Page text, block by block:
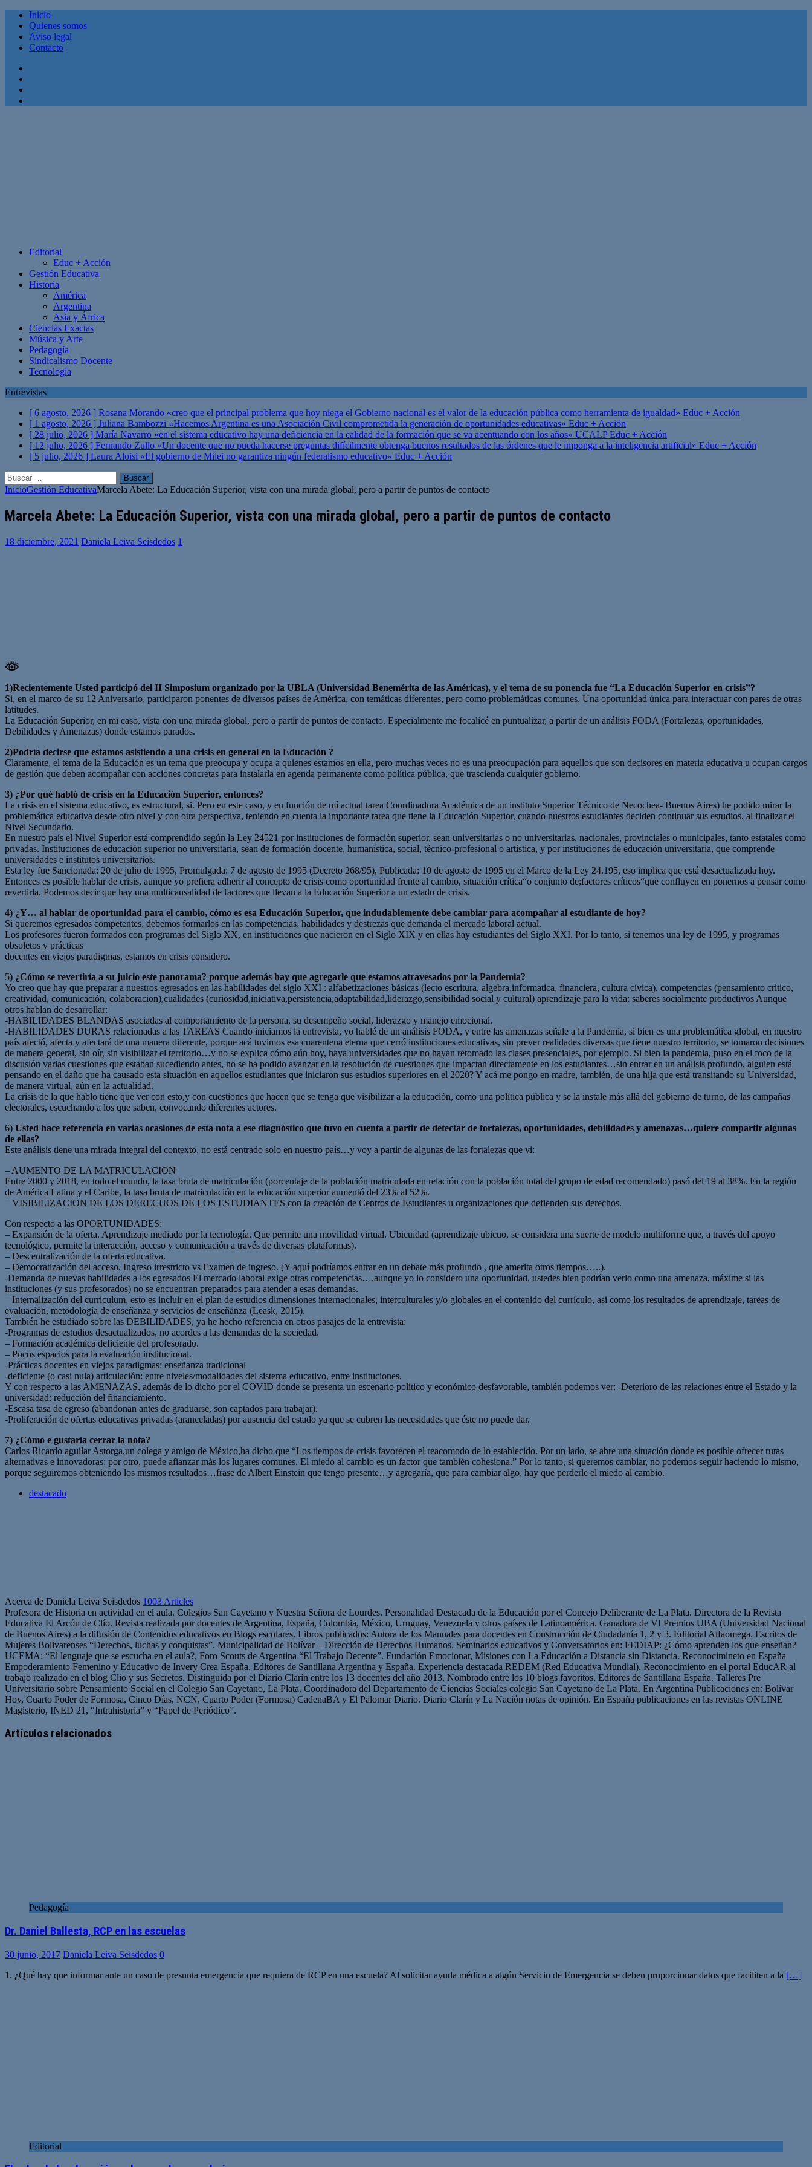
Inicio
Quienes somos
Aviso legal
Contacto
Editorial
Educ + Acción
Gestión Educativa
Historia
América
Argentina
Asia y África
Ciencias Exactas
Música y Arte
Pedagogía
Sindicalismo Docente
Tecnología
Entrevistas
[ 6 agosto, 2026 ] Rosana Morando «creo que el principal problema que hoy niega el Gobierno nacional es el valor de la educación pública como herramienta de igualdad» Educ + Acción
[ 1 agosto, 2026 ] Juliana Bambozzi «Hacemos Argentina es una Asociación Civil comprometida la generación de oportunidades educativas» Educ + Acción
[ 28 julio, 2026 ] María Navarro «en el sistema educativo hay una deficiencia en la calidad de la formación que se va acentuando con los años» UCALPEduc + Acción
[ 12 julio, 2026 ] Fernando Zullo «Un docente que no pueda hacerse preguntas difícilmente obtenga buenos resultados de las órdenes que le imponga a la inteligencia artificial» Educ + Acción
[ 5 julio, 2026 ] Laura Aloisi «El gobierno de Milei no garantiza ningún federalismo educativo» Educ + Acción
Buscar:
InicioGestión EducativaMarcela Abete: La Educación Superior, vista con una mirada global, pero a partir de puntos de contacto
Marcela Abete: La Educación Superior, vista con una mirada global, pero a partir de puntos de contacto
18 diciembre, 2021 Daniela Leiva Seisdedos 1
1)Recientemente Usted participó del II Simposium organizado por la UBLA (Universidad Benemérita de las Américas), y el tema de su ponencia fue “La Educación Superior en crisis”?
Si, en el marco de su 12 Aniversario, participaron ponentes de diversos países de América, con temáticas diferentes, pero como problemáticas comunes. Una oportunidad única para interactuar con pares de otras
latitudes.
La Educación Superior, en mi caso, vista con una mirada global, pero a partir de puntos de contacto. Especialmente me focalicé en puntualizar, a partir de un análisis FODA (Fortalezas, oportunidades,
Debilidades y Amenazas) donde estamos parados.
2)Podría decirse que estamos asistiendo a una crisis en general en la Educación ?
Claramente, el tema de la Educación es un tema que preocupa y ocupa a quienes estamos en ella, pero muchas veces no es una preocupación para aquellos que son decisores en materia educativa u ocupan cargos
de gestión que deben acompañar con acciones concretas para instalarla en agenda permanente como política pública, que trascienda cualquier gobierno.
3) ¿Por qué habló de crisis en la Educación Superior, entonces?
La crisis en el sistema educativo, es estructural, si. Pero en este caso, y en función de mí actual tarea Coordinadora Académica de un instituto Superior Técnico de Necochea- Buenos Aires) he podido mirar la
problemática educativa desde otro nivel y con otra perspectiva, teniendo en cuenta la importante tarea que tiene la Educación Superior, cuando nuestros estudiantes deciden continuar sus estudios, al finalizar el
Nivel Secundario.
En nuestro país el Nivel Superior está comprendido según la Ley 24521 por instituciones de formación superior, sean universitarias o no universitarias, nacionales, provinciales o municipales, tanto estatales como
privadas. Instituciones de educación superior no universitaria, sean de formación docente, humanística, social, técnico-profesional o artística, y por instituciones de educación universitaria, que comprende
universidades e institutos universitarios.
Esta ley fue Sancionada: 20 de julio de 1995, Promulgada: 7 de agosto de 1995 (Decreto 268/95), Publicada: 10 de agosto de 1995 en el Marco de la Ley 24.195, eso implica que está desactualizada hoy.
Entonces es posible hablar de crisis, aunque yo prefiera adherir al concepto de crisis como oportunidad frente al cambio, situación crítica“o conjunto de;factores críticos“que confluyen en ponernos a pensar como
revertirla. Podemos decir que hay una multicausalidad de factores que llevan a la Educación Superior a un estado de crisis.
4) ¿Y… al hablar de oportunidad para el cambio, cómo es esa Educación Superior, que indudablemente debe cambiar para acompañar al estudiante de hoy?
Si queremos egresados competentes, debemos formarlos en las competencias, habilidades y destrezas que demanda el mercado laboral actual.
Los profesores fueron formados con programas del Siglo XX, en instituciones que nacieron en el Siglo XIX y en ellas hay estudiantes del Siglo XXI. Por lo tanto, si tenemos una ley de 1995, y programas
obsoletos y prácticas
docentes en viejos paradigmas, estamos en crisis considero.
5) ¿Cómo se revertiría a su juicio este panorama? porque además hay que agregarle que estamos atravesados por la Pandemia?
Yo creo que hay que preparar a nuestros egresados en las habilidades del siglo XXI : alfabetizaciones básicas (lecto escritura, algebra,informatica, financiera, cultura cívica), competencias (pensamiento critico,
creatividad, comunicación, colaboracion),cualidades (curiosidad,iniciativa,persistencia,adaptabilidad,liderazgo,sensibilidad social y cultural) aprendizaje para la vida: saberes socialmente productivos Aunque
otros hablan de desarrollar:
-HABILIDADES BLANDAS asociadas al comportamiento de la persona, su desempeño social, liderazgo y manejo emocional.
-HABILIDADES DURAS relacionadas a las TAREAS Cuando iniciamos la entrevista, yo hablé de un análisis FODA, y entre las amenazas señale a la Pandemia, si bien es una problemática global, en nuestro
país afectó, afecta y afectará de una manera diferente, porque acá tuvimos esa cuarentena eterna que cerró instituciones educativas, sin prever realidades diversas que tiene nuestro territorio, se tomaron decisiones
de manera general, sin oír, sin visibilizar el territorio…y no se explica cómo aún hoy, haya universidades que no hayan retomado las clases presenciales, por ejemplo. Si bien la pandemia, puso en el foco de la
discusión varias cuestiones que estaban sucediendo antes, no se ha podido avanzar en la resolución de cuestiones que impactan directamente en los estudiantes…sin entrar en un análisis profundo, alguien está
pensando en el daño que ha causado esta situación en aquellos estudiantes que iniciaron sus estudios superiores en el 2020? Y acá me pongo en madre, también, de una hija que está transitando su Universidad,
de manera virtual, aún en la actualidad.
La crisis de la que hablo tiene que ver con esto,y con cuestiones que hacen que se tenga que visibilizar a la educación, como una política pública y se la instale más allá del gobierno de turno, de las campañas
electorales, escuchando a los que saben, convocando diferentes actores.
6) Usted hace referencia en varias ocasiones de esta nota a ese diagnóstico que tuvo en cuenta a partir de detectar de fortalezas, oportunidades, debilidades y amenazas…quiere compartir algunas
de ellas?
Este análisis tiene una mirada integral del contexto, no está centrado solo en nuestro país…y voy a partir de algunas de las fortalezas que vi:
– AUMENTO DE LA MATRICULACION
Entre 2000 y 2018, en todo el mundo, la tasa bruta de matriculación (porcentaje de la población matriculada en relación con la población total del grupo de edad recomendado) pasó del 19 al 38%. En la región
de América Latina y el Caribe, la tasa bruta de matriculación en la educación superior aumentó del 23% al 52%.
– VISIBILIZACION DE LOS DERECHOS DE LOS ESTUDIANTES con la creación de Centros de Estudiantes u organizaciones que defienden sus derechos.
Con respecto a las OPORTUNIDADES:
– Expansión de la oferta. Aprendizaje mediado por la tecnología. Que permite una movilidad virtual. Ubicuidad (aprendizaje ubicuo, se considera una suerte de modelo multiforme que, a través del apoyo
tecnológico, permite la interacción, acceso y comunicación a través de diversas plataformas).
– Descentralización de la oferta educativa.
– Democratización del acceso. Ingreso irrestricto vs Examen de ingreso. (Y aquí podríamos entrar en un debate más profundo , que amerita otros tiempos…..).
-Demanda de nuevas habilidades a los egresados El mercado laboral exige otras competencias….aunque yo lo considero una oportunidad, ustedes bien podrían verlo como una amenaza, máxime si las
instituciones (y sus profesorados) no se encuentran preparados para atender a esas demandas.
– Internalización del curriculum, esto es incluir en el plan de estudios dimensiones internacionales, interculturales y/o globales en el contenido del currículo, asi como los resultados de aprendizaje, tareas de
evaluación, metodología de enseñanza y servicios de enseñanza (Leask, 2015).
También he estudiado sobre las DEBILIDADES, ya he hecho referencia en otros pasajes de la entrevista:
-Programas de estudios desactualizados, no acordes a las demandas de la sociedad.
– Formación académica deficiente del profesorado.
– Pocos espacios para la evaluación institucional.
-Prácticas docentes en viejos paradigmas: enseñanza tradicional
-deficiente (o casi nula) articulación: entre niveles/modalidades del sistema educativo, entre instituciones.
Y con respecto a las AMENAZAS, además de lo dicho por el COVID donde se presenta un escenario político y económico desfavorable, también podemos ver: -Deterioro de las relaciones entre el Estado y la
universidad: reducción del financiamiento.
-Escasa tasa de egreso (abandonan antes de graduarse, son captados para trabajar).
-Proliferación de ofertas educativas privadas (aranceladas) por ausencia del estado ya que se cubren las necesidades que éste no puede dar.
7) ¿Cómo e gustaría cerrar la nota?
Carlos Ricardo aguilar Astorga,un colega y amigo de México,ha dicho que “Los tiempos de crisis favorecen el reacomodo de lo establecido. Por un lado, se abre una situación donde es posible ofrecer rutas
alternativas e innovadoras; por otro, puede afianzar más los lugares comunes. El miedo al cambio es un factor que también cohesiona.” Por lo tanto, si queremos cambiar, no podemos seguir haciendo lo mismo,
porque seguiremos obteniendo los mismos resultados…frase de Albert Einstein que tengo presente…y agregaría, que para cambiar algo, hay que perderle el miedo al cambio.
destacado
Acerca de Daniela Leiva Seisdedos 1003 Articles
Profesora de Historia en actividad en el aula. Colegios San Cayetano y Nuestra Señora de Lourdes. Personalidad Destacada de la Educación por el Concejo Deliberante de La Plata. Directora de la Revista
Educativa El Arcón de Clío. Revista realizada por docentes de Argentina, España, Colombia, México, Uruguay, Venezuela y otros países de Latinoamérica. Ganadora de VI Premios UBA (Universidad Nacional
de Buenos Aires) a la difusión de Contenidos educativos en Blogs escolares. Libros publicados: Autora de los Manuales para docentes en Construcción de Ciudadanía 1, 2 y 3. Editorial Alfaomega. Escritos de
Mujeres Bolivarenses “Derechos, luchas y conquistas”. Municipalidad de Bolívar – Dirección de Derechos Humanos. Seminarios educativos y Conversatorios en: FEDIAP: ¿Cómo aprenden los que enseñan?
UCEMA: “El lenguaje que se escucha en el aula?, Foro Scouts de Argentina “El Trabajo Decente”. Fundación Emocionar, Misiones con La Educación a Distancia sin Distancia. Reconocimineto en España
Empoderamiento Femenino y Educativo de Invery Crea España. Editores de Santillana Argentina y España. Experiencia destacada REDEM (Red Educativa Mundial). Reconocimiento en el portal EducAR al
trabajo realizado en el blog Clio y sus Secretos. Distinguida por el Diario Clarín entre los 13 docentes del año 2013. Nombrado entre los 10 blogs favoritos. Editores de Santillana España. Talleres Pre
Universitario sobre Pensamiento Social en el Colegio San Cayetano, La Plata. Coordinadora del Departamento de Ciencias Sociales colegio San Cayetano de La Plata. En Argentina Publicaciones en: Bolívar
Hoy, Cuarto Poder de Formosa, Cinco Días, NCN, Cuarto Poder (Formosa) CadenaBA y El Palomar Diario. Diario Clarín y La Nación notas de opinión. En España publicaciones en las revistas ONLINE
Magisterio, INED 21, “Intrahistoria” y “Papel de Periódico”.
web
Artículos relacionados
Pedagogía
Dr. Daniel Ballesta, RCP en las escuelas
30 junio, 2017 Daniela Leiva Seisdedos 0
1. ¿Qué hay que informar ante un caso de presunta emergencia que requiera de RCP en una escuela? Al solicitar ayuda médica a algún Servicio de Emergencia se deben proporcionar datos que faciliten a la […]
Editorial